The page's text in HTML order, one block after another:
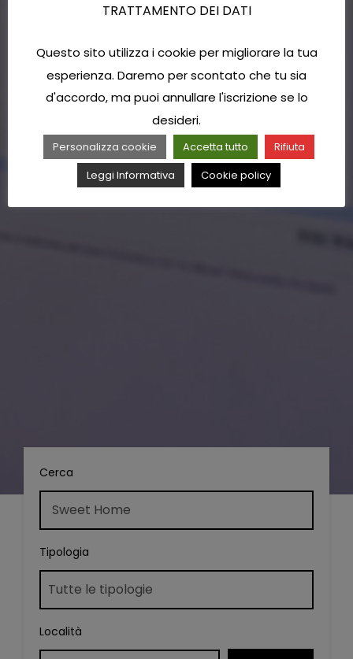
Cerca
Tipologia
Località
TRATTAMENTO DEI DATI
Questo sito utilizza i cookie per migliorare la tua
esperienza. Daremo per scontato che tu sia
d'accordo, ma puoi annullare l'iscrizione se lo
desideri.
Personalizza cookie Accetta tutto
Rifiuta
Leggi Informativa
Cookie policy